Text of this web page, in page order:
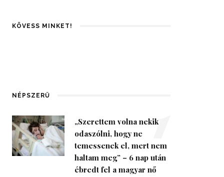
KÖVESS MINKET!
NÉPSZERŰ
„Szerettem volna nekik
odaszólni, hogy ne
temessenek el, mert nem
haltam meg” – 6 nap után
ébredt fel a magyar nő
1